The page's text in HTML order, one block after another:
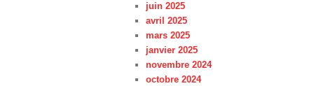
juin 2025
avril 2025
mars 2025
janvier 2025
novembre 2024
octobre 2024